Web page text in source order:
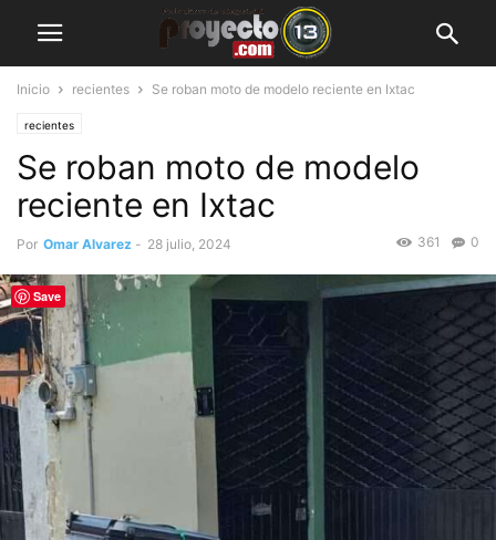
Inicio recientes Se roban moto de modelo reciente en Ixtac
recientes
Se roban moto de modelo
reciente en Ixtac
Por Omar Alvarez - 28 julio, 2024 0
361
Save